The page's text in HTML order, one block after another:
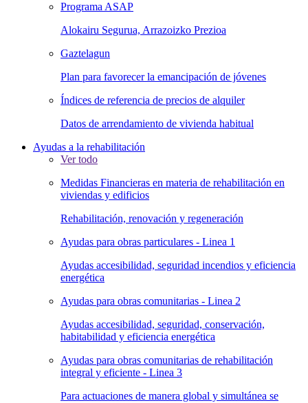
Programa ASAP
Alokairu Segurua, Arrazoizko Prezioa
Gaztelagun
Plan para favorecer la emancipación de jóvenes
Índices de referencia de precios de alquiler
Datos de arrendamiento de vivienda habitual
Ayudas a la rehabilitación
Ver todo
Medidas Financieras en materia de rehabilitación en
viviendas y edificios
Rehabilitación, renovación y regeneración
Ayudas para obras particulares - Linea 1
Ayudas accesibilidad, seguridad incendios y eficiencia
energética
Ayudas para obras comunitarias - Linea 2
Ayudas accesibilidad, seguridad, conservación,
habitabilidad y eficiencia energética
Ayudas para obras comunitarias de rehabilitación
integral y eficiente - Linea 3
Para actuaciones de manera global y simultánea se